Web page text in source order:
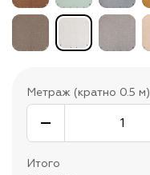
Метраж (кратно 0.5 м)
Итого